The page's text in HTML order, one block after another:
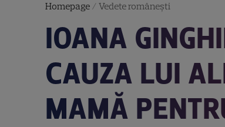
Homepage/ Vedete româneşti
IOANA
CAUZA LUI
MAMĂ